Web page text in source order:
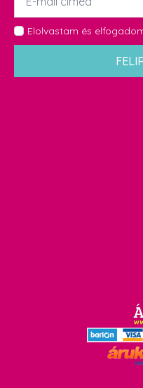
GDPR
*
Elolvastam és